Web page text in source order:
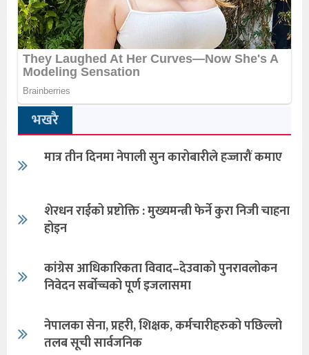
भखरै
मात्र तीन दिनमा नेपाली सुन कारोबारीले हज्जारौं कमाए
शेरधन राईको प्रष्टोक्ति : मुख्यमन्त्री फेर्ने कुरा निजी चाहना
होइन
कांग्रेस आधिकारिकता विवाद–देउवाको पुनरावलोकन
निवेदन सर्बोच्चको पूर्ण इजलासमा
नेपालका सेना, प्रहरी, शिक्षक, कर्मचारीहरुको पछिल्लो
तलब सूची सार्वजनिक